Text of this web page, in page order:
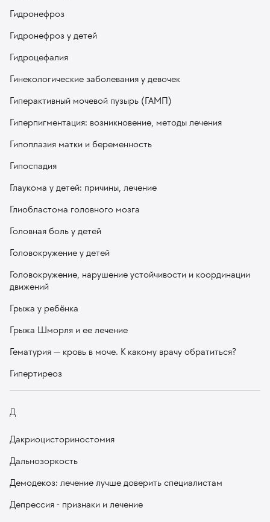
Гидронефроз
Гидронефроз у детей
Гидроцефалия
Гинекологические заболевания у девочек
Гиперактивный мочевой пузырь (ГАМП)
Гиперпигментация: возникновение, методы лечения
Гипоплазия матки и беременность
Гипоспадия
Глаукома у детей: причины, лечение
Глиобластома головного мозга
Головная боль у детей
Головокружение у детей
Головокружение, нарушение устойчивости и координации
движений
Грыжа у ребёнка
Грыжа Шморля и ее лечение
Гематурия — кровь в моче. К какому врачу обратиться?
Гипертиреоз
Д
Дакриоцисториностомия
Дальнозоркость
Демодекоз: лечение лучше доверить специалистам
Депрессия - признаки и лечение